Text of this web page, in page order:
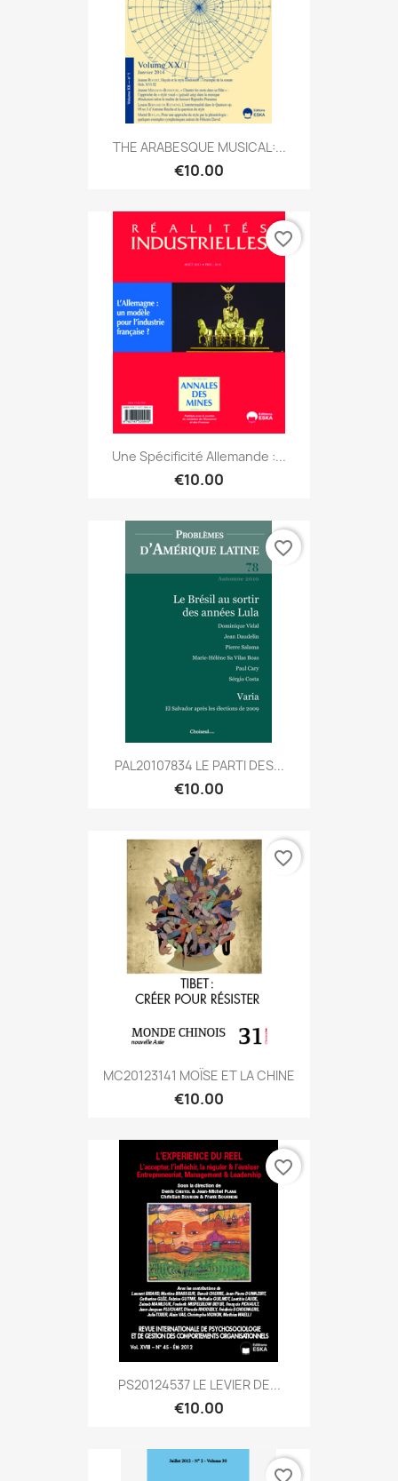
THE ARABESQUE MUSICAL:...
€10.00
Une Spécificité Allemande :...
€10.00
favorite_border
PAL20107834 LE PARTI DES...
€10.00
favorite_border
MC20123141 MOÏSE ET LA CHINE
€10.00
favorite_border
PS20124537 LE LEVIER DE...
€10.00
favorite_border